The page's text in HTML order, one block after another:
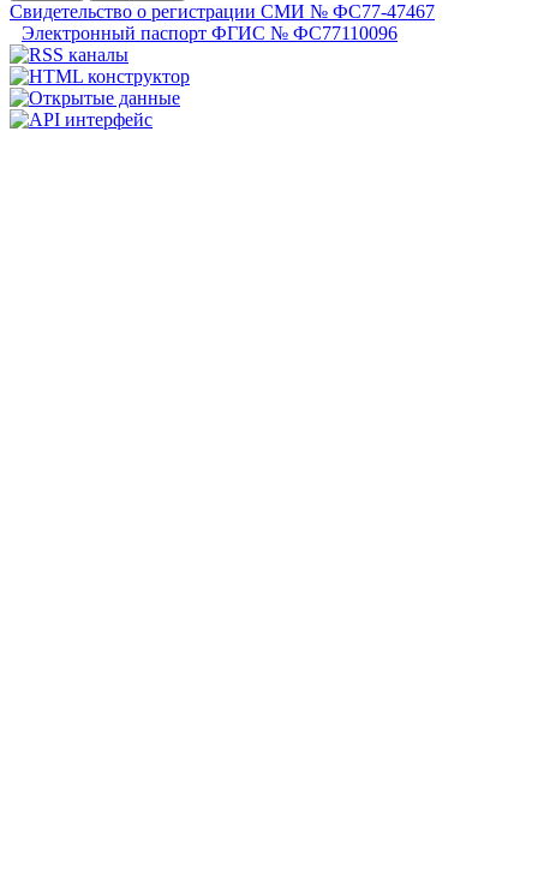
Свидетельство о регистрации СМИ № ФС77-47467
Электронный паспорт ФГИС № ФС77110096